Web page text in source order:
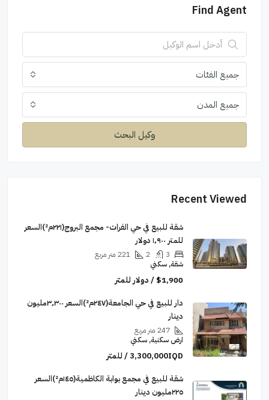
Find Agent
جميع الفئات
جميع المدن
وكيل البحث
Recent Viewed
شقة للبيع في حي الفرات- مجمع البروج(٢٢١م²)السعر
للمتر ١٬٩٠٠ دولار
3
2
221 متر مربع
شقة, سكني
$1,900 / دولار للمتر
دار للبيع في حي الجامعة(٢٤٧م²)السعر ٣٬٣٠٠مليون
دينار
247 متر مربع
ارض سكنية, سكني
3,300,000IQD / للمتر
‏شقة للبيع في مجمع بوابة الكاظمية(١٤٥م²)السعر
٢٢٥مليون دينار